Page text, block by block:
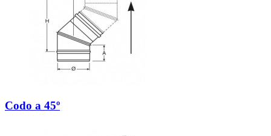
Codo a 45º